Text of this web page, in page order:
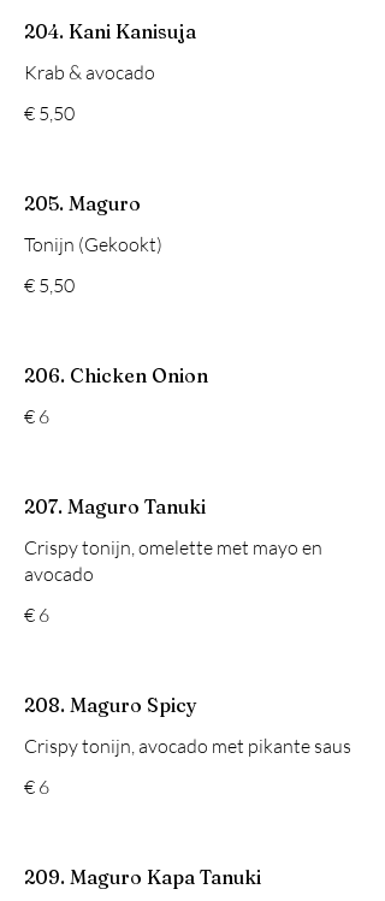
204. Kani Kanisuja
Krab & avocado
€ 5,50
205. Maguro
Tonijn (Gekookt)
€ 5,50
206. Chicken Onion
€ 6
207. Maguro Tanuki
Crispy tonijn, omelette met mayo en
avocado
€ 6
208. Maguro Spicy
Crispy tonijn, avocado met pikante saus
€ 6
209. Maguro Kapa Tanuki